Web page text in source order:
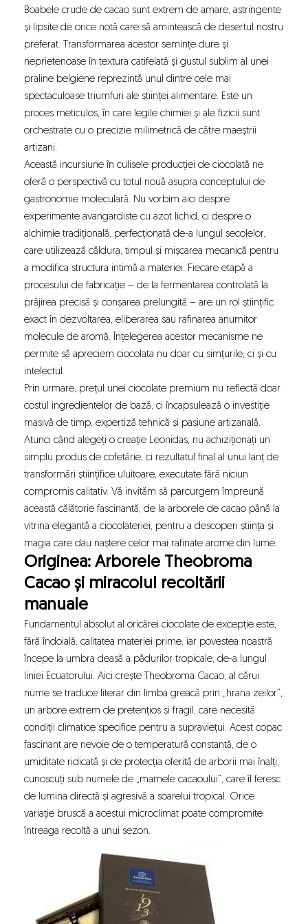
Boabele crude de cacao sunt extrem de amare, astringente
și lipsite de orice notă care să amintească de desertul nostru
preferat. Transformarea acestor semințe dure și
neprietenoase în textura catifelată și gustul sublim al unei
praline belgiene reprezintă unul dintre cele mai
spectaculoase triumfuri ale științei alimentare. Este un
proces meticulos, în care legile chimiei și ale fizicii sunt
orchestrate cu o precizie milimetrică de către maeștrii
artizani.
Această incursiune în culisele producției de ciocolată ne
oferă o perspectivă cu totul nouă asupra conceptului de
gastronomie moleculară. Nu vorbim aici despre
experimente avangardiste cu azot lichid, ci despre o
alchimie tradițională, perfecționată de-a lungul secolelor,
care utilizează căldura, timpul și mișcarea mecanică pentru
a modifica structura intimă a materiei. Fiecare etapă a
procesului de fabricație – de la fermentarea controlată la
prăjirea precisă și conșarea prelungită – are un rol științific
exact în dezvoltarea, eliberarea sau rafinarea anumitor
molecule de aromă. Înțelegerea acestor mecanisme ne
permite să apreciem ciocolata nu doar cu simțurile, ci și cu
intelectul.
Prin urmare, prețul unei ciocolate premium nu reflectă doar
costul ingredientelor de bază, ci încapsulează o investiție
masivă de timp, expertiză tehnică și pasiune artizanală.
Atunci când alegeți o creație Leonidas, nu achiziționați un
simplu produs de cofetărie, ci rezultatul final al unui lanț de
transformări științifice uluitoare, executate fără niciun
compromis calitativ. Vă invităm să parcurgem împreună
această călătorie fascinantă, de la arborele de cacao până la
vitrina elegantă a ciocolateriei, pentru a descoperi știința și
magia care dau naștere celor mai rafinate arome din lume.
Originea: Arborele Theobroma
Cacao și miracolul recoltării
manuale
Fundamentul absolut al oricărei ciocolate de excepție este,
fără îndoială, calitatea materiei prime, iar povestea noastră
începe la umbra deasă a pădurilor tropicale, de-a lungul
liniei Ecuatorului. Aici crește Theobroma Cacao, al cărui
nume se traduce literar din limba greacă prin „hrana zeilor”,
un arbore extrem de pretențios și fragil, care necesită
condiții climatice specifice pentru a supraviețui. Acest copac
fascinant are nevoie de o temperatură constantă, de o
umiditate ridicată și de protecția oferită de arborii mai înalți,
cunoscuți sub numele de „mamele cacaoului”, care îl feresc
de lumina directă și agresivă a soarelui tropical. Orice
variație bruscă a acestui microclimat poate compromite
întreaga recoltă a unui sezon.